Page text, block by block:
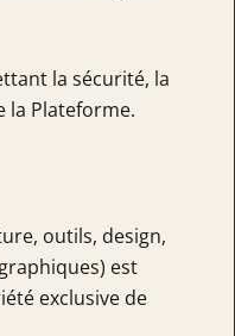
la sécurité, la
la Plateforme.
outils, design,
est
exclusive de